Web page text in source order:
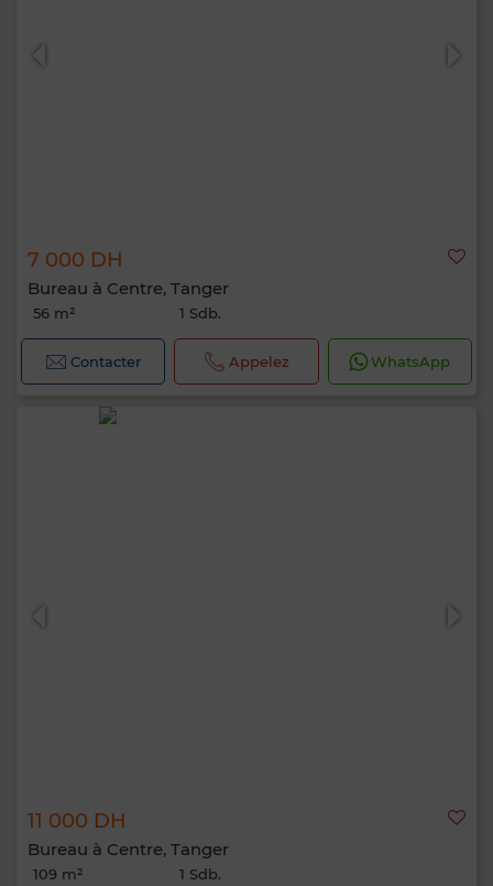
7 000 DH
Bureau à Centre, Tanger
56 m² 1 Sdb.
Contacter Appelez WhatsApp
11 000 DH
Bureau à Centre, Tanger
109 m² 1 Sdb.